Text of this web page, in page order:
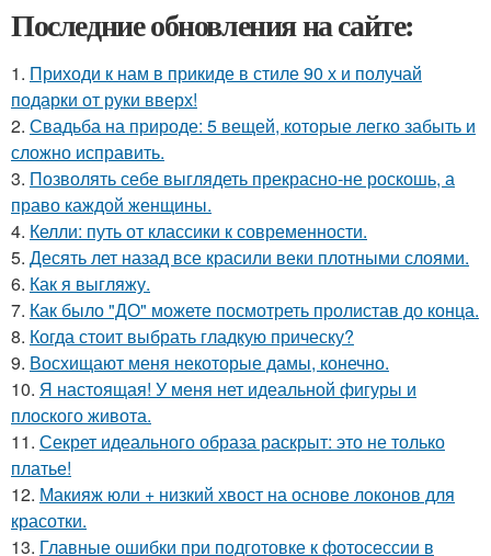
Последние обновления на сайте:
1. Приходи к нам в прикиде в стиле 90 х и получай
подарки от руки вверх!
2. Свадьба на природе: 5 вещей, которые легко забыть и
сложно исправить.
3. Позволять себе выглядеть прекрасно-не роскошь, а
право каждой женщины.
4. Келли: путь от классики к современности.
5. Десять лет назад все красили веки плотными слоями.
6. Как я выгляжу.
7. Как было "ДО" можете посмотреть пролистав до конца.
8. Когда стоит выбрать гладкую прическу?
9. Восхищают меня некоторые дамы, конечно.
10. Я настоящая! У меня нет идеальной фигуры и
плоского живота.
11. Секрет идеального образа раскрыт: это не только
платье!
12. Макияж юли + низкий хвост на основе локонов для
красотки.
13. Главные ошибки при подготовке к фотосессии в